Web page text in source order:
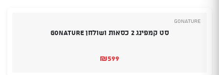
GoNature
סט קמפינג 2 כסאות ושולחן GONATURE
₪599